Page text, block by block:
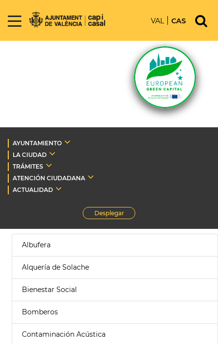
VAL CAS
AYUNTAMIENTO
LA CIUDAD
TRÁMITES
ATENCIÓN CIUDADANA
ACTUALIDAD
Desplegar
Albufera
Alquería de Solache
Bienestar Social
Bomberos
Contaminación Acústica